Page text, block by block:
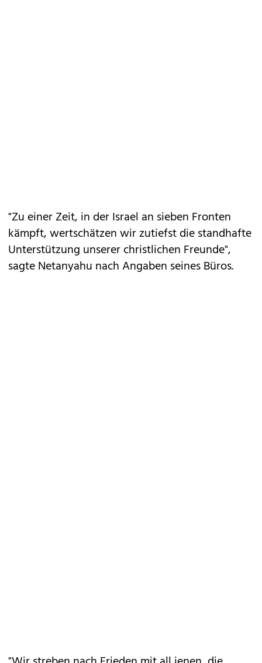
"Zu einer Zeit, in der Israel an sieben Fronten
kämpft, wertschätzen wir zutiefst die standhafte
Unterstützung unserer christlichen Freunde",
sagte Netanyahu nach Angaben seines Büros.